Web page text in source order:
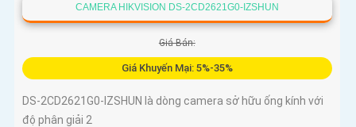
CAMERA HIKVISION DS-2CD2621G0-IZSHUN
Giá Bán:
Giá Khuyến Mại: 5%-35%
DS-2CD2621G0-IZSHUN là dòng camera sở hữu ống kính với
độ phân giải 2